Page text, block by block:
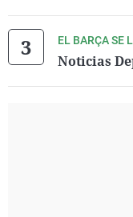
EL BARÇA SE
Noticias